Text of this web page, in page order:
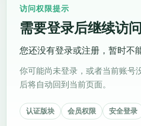
访问权限提示
需要登录后继续访问
您还没有登录或注册，暂时不
你可能尚未登录，或者当前账号
后将自动回到当前页面。
认证版块 会员权限 安全登录